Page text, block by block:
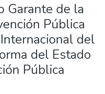
Garante de la
Pública
del
del Estado
Pública